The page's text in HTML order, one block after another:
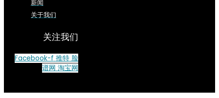
新闻
关于我们
关注我们
Facebook-f 推特 脸
谱网 淘宝网